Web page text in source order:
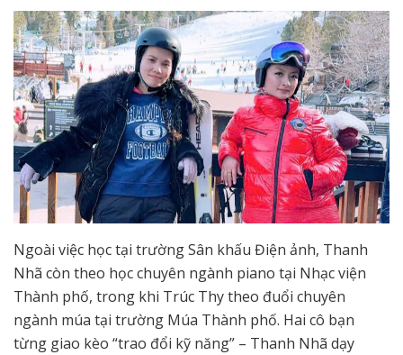
Ngoài việc học tại trường Sân khấu Điện ảnh, Thanh
Nhã còn theo học chuyên ngành piano tại Nhạc viện
Thành phố, trong khi Trúc Thy theo đuổi chuyên
ngành múa tại trường Múa Thành phố. Hai cô bạn
từng giao kèo “trao đổi kỹ năng” – Thanh Nhã dạy